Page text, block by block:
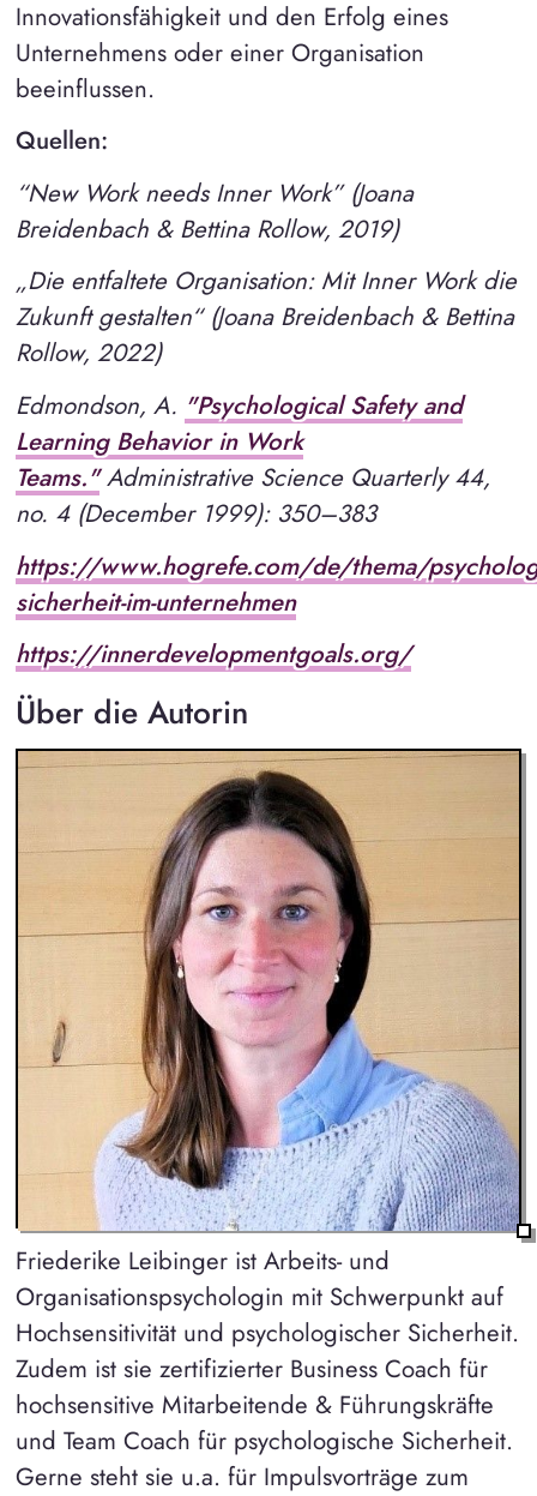
Innovationsfähigkeit und den Erfolg eines
Unternehmens oder einer Organisation
beeinflussen.
Quellen:
“New Work needs Inner Work” (Joana
Breidenbach & Bettina Rollow, 2019)
„Die entfaltete Organisation: Mit Inner Work die
Zukunft gestalten“ (Joana Breidenbach & Bettina
Rollow, 2022)
Edmondson, A. "Psychological Safety and
Learning Behavior in Work
Teams."Administrative Science Quarterly 44,
no. 4 (December 1999): 350–383
https://www.hogrefe.com/de/thema/
sicherheit-im-unternehmen
https://innerdevelopmentgoals.org/
Über die Autorin
Friederike Leibinger ist Arbeits- und
Organisationspsychologin mit Schwerpunkt auf
Hochsensitivität und psychologischer Sicherheit.
Zudem ist sie zertifizierter Business Coach für
hochsensitive Mitarbeitende & Führungskräfte
und Team Coach für psychologische Sicherheit.
Gerne steht sie u.a. für Impulsvorträge zum